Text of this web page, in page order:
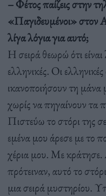
– Φέτος παίζεις στην
«Παγιδευμένοι» στον
λίγα λόγια για αυτό;
Η σειρά θεωρώ ότι
ελληνικές. Οι
ικανοποιήσουν τη
χωρίς να πηγαίνουν τα
Πιστεύω το στόρι της
εμένα μου άρεσε με το
χέρια μου. Με κράτησε.
πρότειναν, αυτό το
μια σειρά μυστηρίου.